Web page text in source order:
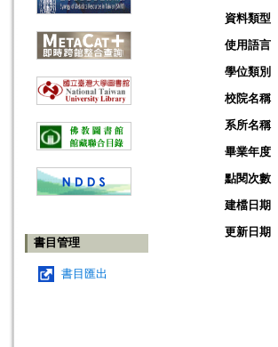
書目管理
書目匯出
資料類型
使用語言
學位類別
校院名稱
系所名稱
畢業年度
點閱次數
建檔日期
更新日期